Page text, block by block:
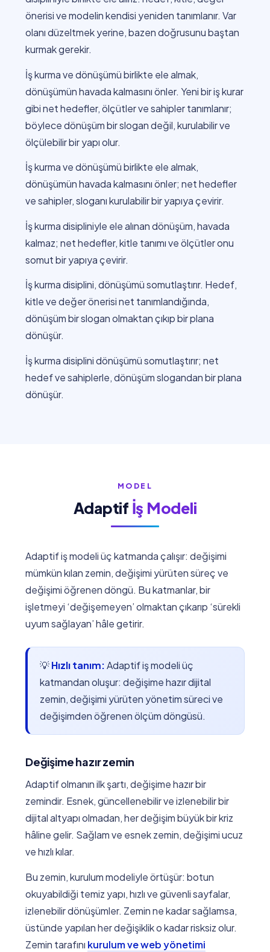
önerisi ve modelin kendisi yeniden tanımlanır. Var
olanı düzeltmek yerine, bazen doğrusunu baştan
kurmak gerekir.
İş kurma ve dönüşümü birlikte ele almak,
dönüşümün havada kalmasını önler. Yeni bir iş kurar
gibi net hedefler, ölçütler ve sahipler tanımlanır;
böylece dönüşüm bir slogan değil, kurulabilir ve
ölçülebilir bir yapı olur.
İş kurma ve dönüşümü birlikte ele almak,
dönüşümün havada kalmasını önler; net hedefler
ve sahipler, sloganı kurulabilir bir yapıya çevirir.
İş kurma disipliniyle ele alınan dönüşüm, havada
kalmaz; net hedefler, kitle tanımı ve ölçütler onu
somut bir yapıya çevirir.
İş kurma disiplini, dönüşümü somutlaştırır. Hedef,
kitle ve değer önerisi net tanımlandığında,
dönüşüm bir slogan olmaktan çıkıp bir plana
dönüşür.
İş kurma disiplini dönüşümü somutlaştırır; net
hedef ve sahiplerle, dönüşüm slogandan bir plana
dönüşür.
MODEL
Adaptif İş Modeli
Adaptif iş modeli üç katmanda çalışır: değişimi
mümkün kılan zemin, değişimi yürüten süreç ve
değişimi öğrenen döngü. Bu katmanlar, bir
işletmeyi ‘değişemeyen’ olmaktan çıkarıp ‘sürekli
uyum sağlayan’ hâle getirir.
💡Hızlı tanım:Adaptif iş modeli üç
katmandan oluşur: değişime hazır dijital
zemin, değişimi yürüten yönetim süreci ve
değişimden öğrenen ölçüm döngüsü.
Değişime hazır zemin
Adaptif olmanın ilk şartı, değişime hazır bir
zemindir. Esnek, güncellenebilir ve izlenebilir bir
dijital altyapı olmadan, her değişim büyük bir kriz
hâline gelir. Sağlam ve esnek zemin, değişimi ucuz
ve hızlı kılar.
Bu zemin, kurulum modeliyle örtüşür: botun
okuyabildiği temiz yapı, hızlı ve güvenli sayfalar,
izlenebilir dönüşümler. Zemin ne kadar sağlamsa,
üstünde yapılan her değişiklik o kadar risksiz olur.
Zemin tarafını kurulum ve web yönetimi